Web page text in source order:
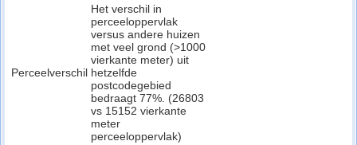
Perceelverschil
Het verschil in
perceeloppervlak
versus andere huizen
met veel grond (>1000
vierkante meter) uit
hetzelfde
postcodegebied
bedraagt 77%. (26803
vs 15152 vierkante
meter
perceeloppervlak)